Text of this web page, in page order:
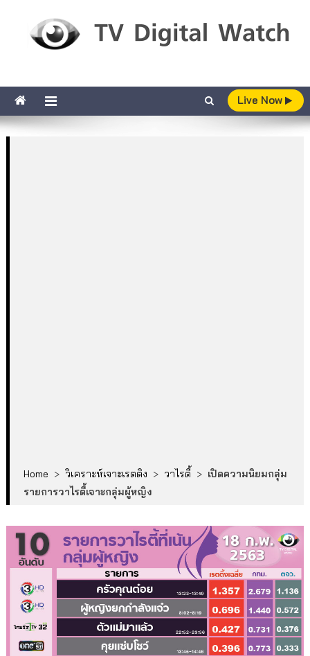
Live Now
Home > วิเคราะห์เจาะเรตติง > วาไรตี้ > เปิดความนิยมกลุ่ม
รายการวาไรตี้เจาะกลุ่มผู้หญิง